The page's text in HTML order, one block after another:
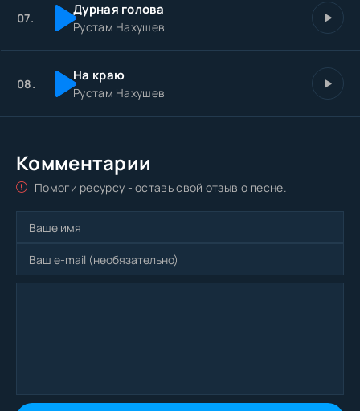
07. Дурная голова
Рустам Нахушев
08. На краю
Рустам Нахушев
Комментарии
Помоги ресурсу - оставь свой отзыв о песне.